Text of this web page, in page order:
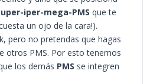
iper-mega-PMS que te
un ojo de la cara!).
pero no pretendas que hagas
otros PMS. Por esto tenemos
los demás PMS se integren